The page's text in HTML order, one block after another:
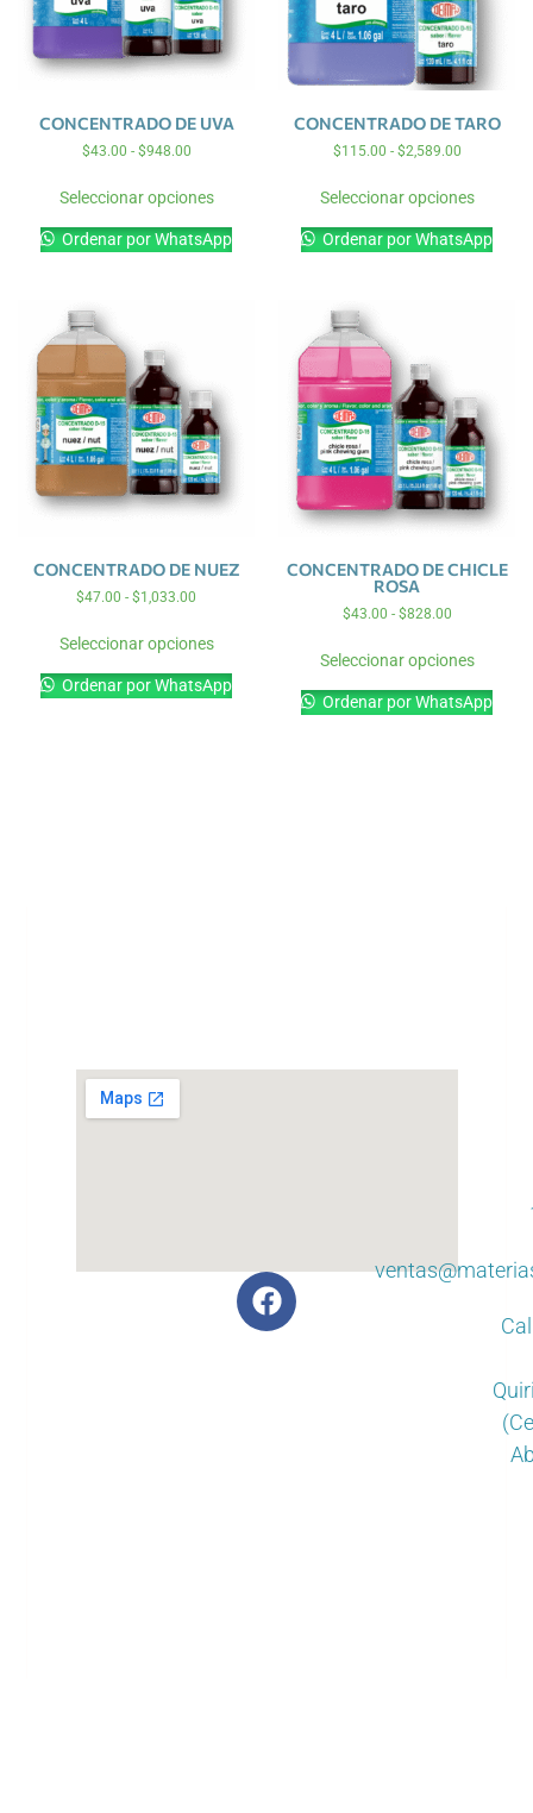
CONCENTRADO DE UVA
$43.00 - $948.00
Seleccionar opciones
Ordenar por WhatsApp
CONCENTRADO DE TARO
$115.00 - $2,589.00
Seleccionar opciones
Ordenar por WhatsApp
CONCENTRADO DE NUEZ
$47.00 - $1,033.00
Seleccionar opciones
Ordenar por WhatsApp
CONCENTRADO DE CHICLE
ROSA
$43.00 - $828.00
Seleccionar opciones
Ordenar por WhatsApp